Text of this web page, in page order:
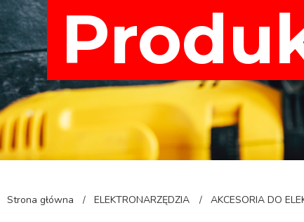
Strona główna / ELEKTRONARZĘDZIA / AKCESORIA DO